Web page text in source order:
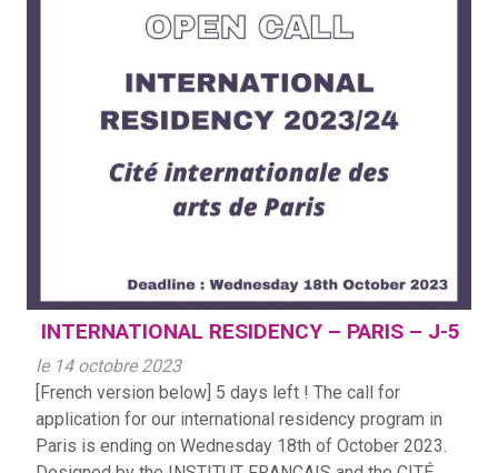
INTERNATIONAL RESIDENCY – PARIS – J-5
le 14 octobre 2023
[French version below] 5 days left ! The call for
application for our international residency program in
Paris is ending on Wednesday 18th of October 2023.